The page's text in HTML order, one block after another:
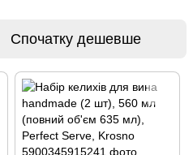
Спочатку дешевше